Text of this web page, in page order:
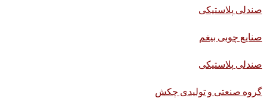
صندلی پلاستیکی
صنایع چوبی بیغم
صندلی پلاستیکی
گروه صنعتی و تولیدی چکش